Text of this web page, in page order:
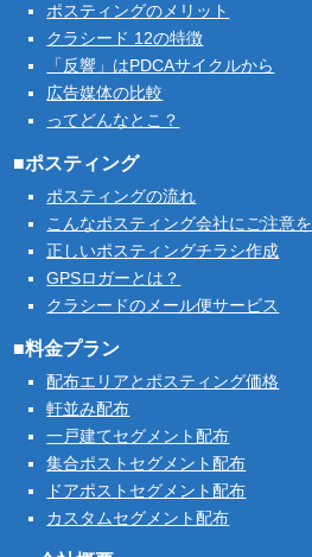
ポスティングのメリット
クラシード 12の特徴
「反響」はPDCAサイクルから
広告媒体の比較
ってどんなとこ？
■ポスティング
ポスティングの流れ
こんなポスティング会社にご注意を
正しいポスティングチラシ作成
GPSロガーとは？
クラシードのメール便サービス
■料金プラン
配布エリアとポスティング価格
軒並み配布
一戸建てセグメント配布
集合ポストセグメント配布
ドアポストセグメント配布
カスタムセグメント配布